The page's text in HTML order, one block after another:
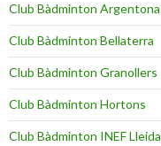
Club Bàdminton Argentona
Club Bàdminton Bellaterra
Club Bàdminton Granollers
Club Bàdminton Hortons
Club Bàdminton INEF Lleida